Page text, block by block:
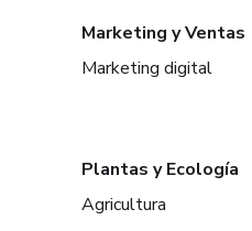
Marketing y Ventas
Marketing digital
Plantas y Ecología
Agricultura